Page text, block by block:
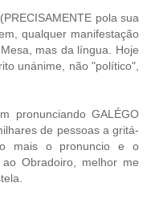
pola sua
qualquer manifestação
mas da língua. Hoje
unánime, não "político",
pronunciando GALÉGO
de pessoas a gritá-
mais o pronuncio e o
Obradoiro, melhor me